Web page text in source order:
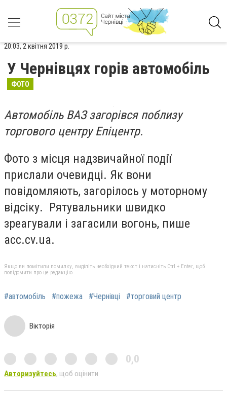
20:03, 2 квітня 2019 р.
У Чернівцях горів автомобіль
ФОТО
Автомобіль ВАЗ загорівся поблизу
торгового центру Епіцентр.
Фото з місця надзвичайної події
прислали очевидці. Як вони
повідомляють, загорілось у моторному
відсіку. Рятувальники швидко
зреагували і загасили вогонь, пише
acc.cv.ua.
Якщо ви помітили помилку, виділіть необхідний текст і натисніть Ctrl + Enter, щоб
повідомити про це редакцію
#автомобіль #пожежа #Чернівці #торговий центр
Вікторія
0,0
Авторизуйтесь, щоб оцінити